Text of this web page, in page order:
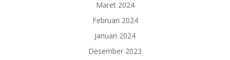
Maret 2024
Februari 2024
Januari 2024
Desember 2023